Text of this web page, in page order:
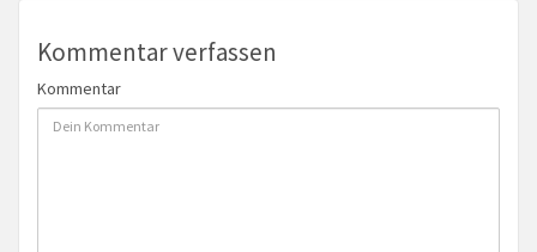
Kommentar verfassen
Kommentar